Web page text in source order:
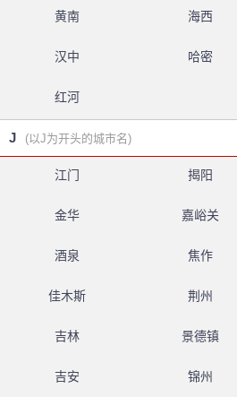
黄南 海西
汉中 哈密
红河
J (以J为开头的城市名)
江门 揭阳
金华 嘉峪关
酒泉 焦作
佳木斯 荆州
吉林 景德镇
吉安 锦州